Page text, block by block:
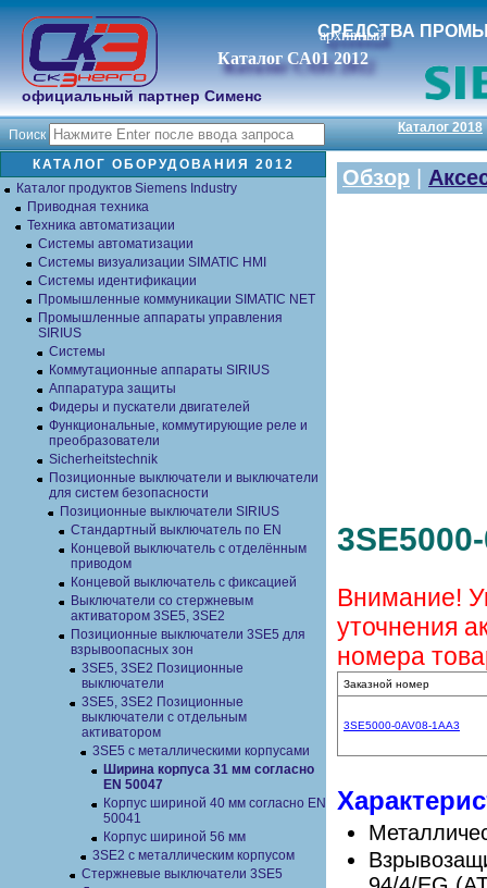
СРЕДСТВА
официальный партнер Сименс
Каталог СА01 2012
архивный
Поиск Каталог 2018
Обзор
Внимание!
уточнения
номера
Заказной номер
3SE5000-0AV08-1AA3
КАТАЛОГ ОБОРУДОВАНИЯ 2012
Каталог продуктов Siemens Industry
Приводная техника
Техника автоматизации
Системы автоматизации
Системы визуализации SIMATIC HMI
Системы идентификации
Промышленные коммуникации SIMATIC NET
Промышленные аппараты управления
SIRIUS
Системы
Коммутационные аппараты SIRIUS
Аппаратура защиты
Фидеры и пускатели двигателей
Функциональные, коммутирующие реле и
преобразователи
Sicherheitstechnik
Позиционные выключатели и выключатели
для систем безопасности
Позиционные выключатели SIRIUS
Стандартный выключатель по EN
Концевой выключатель с отделённым
приводом
Концевой выключатель с фиксацией
Выключатели со стержневым
активатором 3SE5, 3SE2
Позиционные выключатели 3SE5 для
взрывоопасных зон
3SE5, 3SE2 Позиционные
выключатели
3SE5, 3SE2 Позиционные
выключатели с отдельным
активатором
3SE5 с металлическими корпусами
Ширина корпуса 31 мм согласно
EN 50047
Корпус шириной 40 мм согласно EN
50041
Корпус шириной 56 мм
3SE2 с металлическим корпусом
Стержневые выключатели 3SE5